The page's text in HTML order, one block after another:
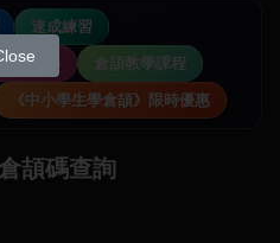
速成練習
法教學
倉頡教學課程
《中小學生學倉頡》限時優惠
頡碼查詢